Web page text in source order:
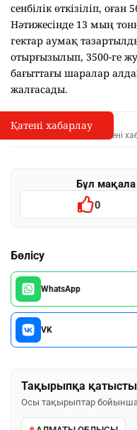
сенбілік өткізіліп,
Нәтижесінде 13 мың
гектар аумақ
отырғызылып, 3500-ге
бағыттағы шаралар
жалғасады.
I
Қате туралы хабарлау
Мәтінді белгілеп, «Қатені
Бұл
0
Бөлісу
WhatsApp
VK
Тақырыпқа қатысты
Осы тақырыптар
Қатені хабарлау